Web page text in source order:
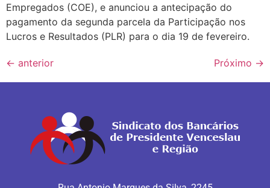
Empregados (COE), e anunciou a antecipação do
pagamento da segunda parcela da Participação nos
Lucros e Resultados (PLR) para o dia 19 de fevereiro.
← anterior Próximo →